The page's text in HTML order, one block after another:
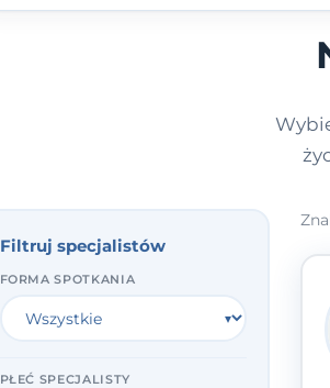
Filtruj specjalistów
FORMA SPOTKANIA
PŁEĆ SPECJALISTY